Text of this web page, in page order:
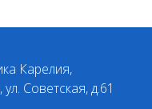
Карелия,
Советская, д.61